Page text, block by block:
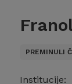
PREMINULI
Institucije: